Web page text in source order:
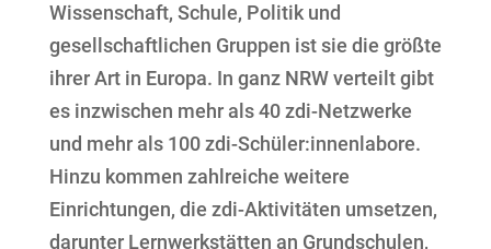
Wissenschaft, Schule, Politik und
gesellschaftlichen Gruppen ist sie die größte
ihrer Art in Europa. In ganz NRW verteilt gibt
es inzwischen mehr als 40 zdi-Netzwerke
und mehr als 100 zdi-Schüler:innenlabore.
Hinzu kommen zahlreiche weitere
Einrichtungen, die zdi-Aktivitäten umsetzen,
darunter Lernwerkstätten an Grundschulen,